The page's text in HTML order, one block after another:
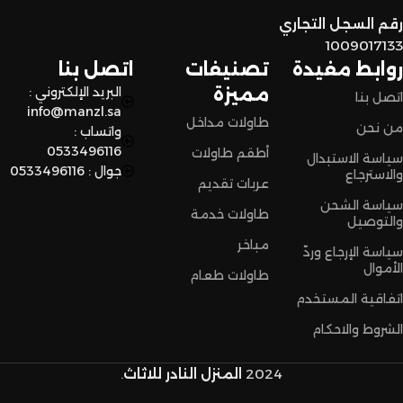
اختاروا الراحة والأناقة من المنزل النادر للاثاث الآن وعيشوا تجربة
تسوق مميزة.
روابط مفيدة
اتصل بنا
من نحن
سياسة الاستبدال
والاسترجاع
سياسة الشحن
والتوصيل
سياسة الإرجاع وردّ
الأموال
اتفاقية المستخدم
الشروط والاحكام
تصنيفات
مميزة
طاولات مداخل
أطقم طاولات
عربات تقديم
طاولات خدمة
مباخر
طاولات طعام
اتصل بنا
البريد الإلكتروني :
info@manzl.sa
واتساب :
0533496116
جوال : 0533496116
رقم السجل التجاري
1009017133
2024 المنزل النادر للاثاث.